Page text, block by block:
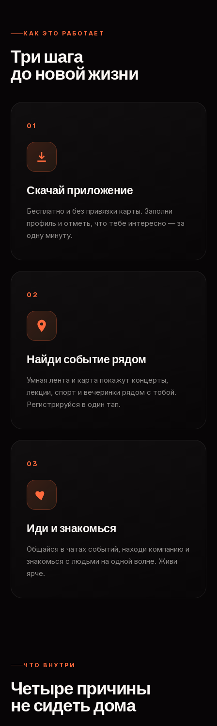
КАК ЭТО РАБОТАЕТ
Три шага
до новой жизни
01
Скачай приложение
Бесплатно и без привязки карты. Заполни
профиль и отметь, что тебе интересно — за
одну минуту.
02
Найди событие рядом
Умная лента и карта покажут концерты,
лекции, спорт и вечеринки рядом с тобой.
Регистрируйся в один тап.
03
Иди и знакомься
Общайся в чатах событий, находи компанию и
знакомься с людьми на одной волне. Живи
ярче.
ЧТО ВНУТРИ
Четыре причины
не сидеть дома